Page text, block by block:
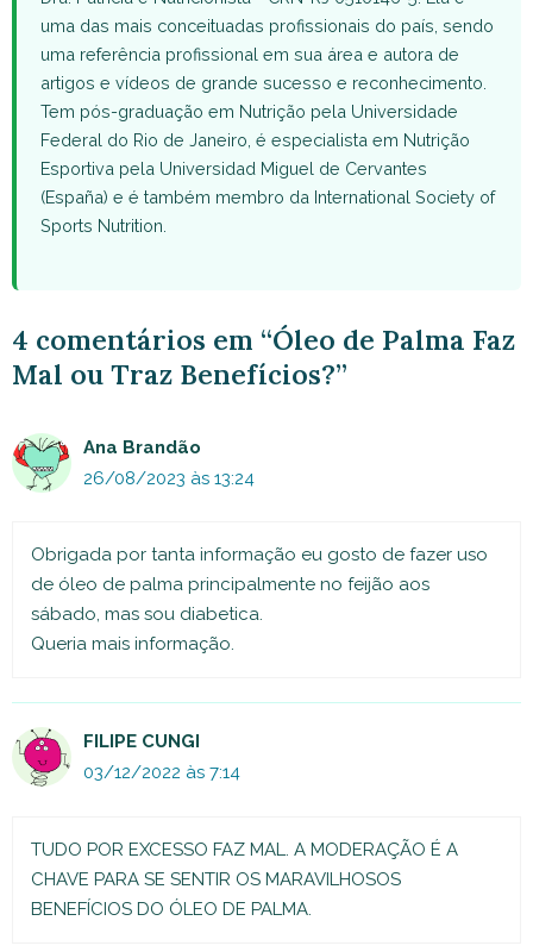
uma das mais conceituadas profissionais do país, sendo
uma referência profissional em sua área e autora de
artigos e vídeos de grande sucesso e reconhecimento.
Tem pós-graduação em Nutrição pela Universidade
Federal do Rio de Janeiro, é especialista em Nutrição
Esportiva pela Universidad Miguel de Cervantes
(España) e é também membro da International Society of
Sports Nutrition.
4 comentários em “Óleo de Palma Faz
Mal ou Traz Benefícios?”
Ana Brandão
26/08/2023 às 13:24
Obrigada por tanta informação eu gosto de fazer uso
de óleo de palma principalmente no feijão aos
sábado, mas sou diabetica.
Queria mais informação.
FILIPE CUNGI
03/12/2022 às 7:14
TUDO POR EXCESSO FAZ MAL. A MODERAÇÃO É A
CHAVE PARA SE SENTIR OS MARAVILHOSOS
BENEFÍCIOS DO ÓLEO DE PALMA.